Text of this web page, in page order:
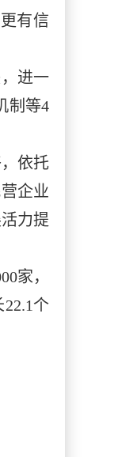
有信
进一
制等4
依托
企业
力提
家，
个